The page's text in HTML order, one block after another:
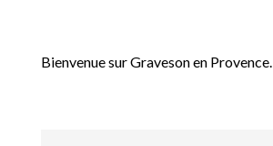
Bienvenue sur Graveson en Provence.